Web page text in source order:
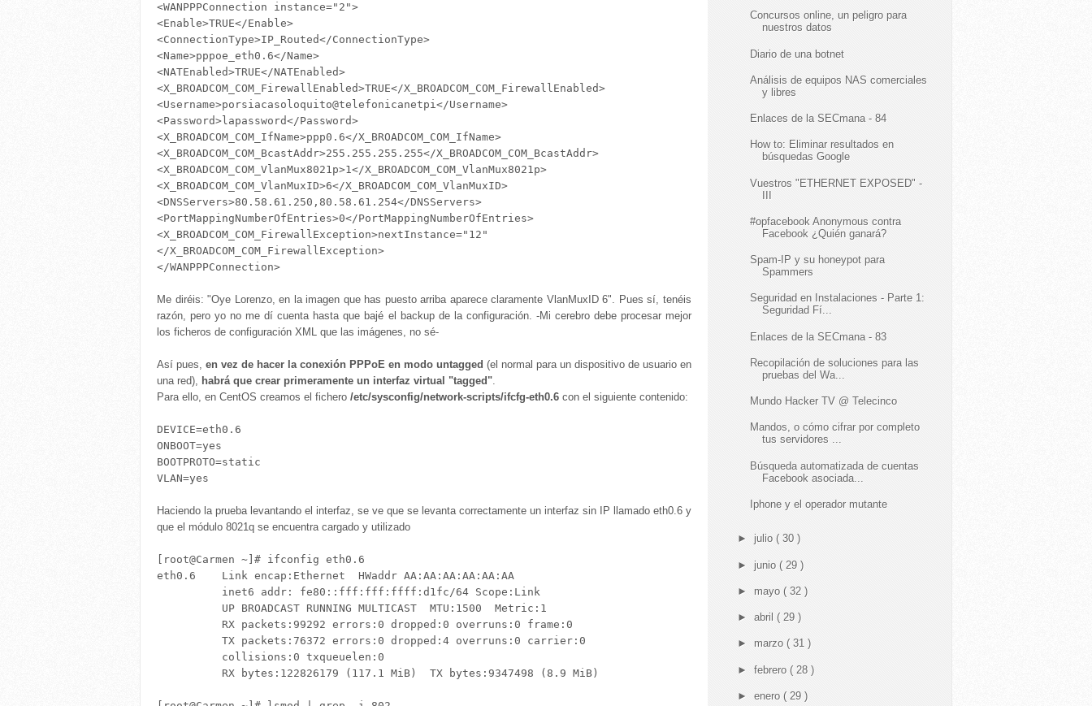
<WANPPPConnection instance="2">
<Enable>TRUE</Enable>
<ConnectionType>IP_Routed</ConnectionType>
<Name>pppoe_eth0.6</Name>
<NATEnabled>TRUE</NATEnabled>
<X_BROADCOM_COM_FirewallEnabled>TRUE</X_BROADCOM_COM_FirewallEnabled>
<Username>porsiacasoloquito@telefonicanetpi</Username>
<Password>lapassword</Password>
<X_BROADCOM_COM_IfName>ppp0.6</X_BROADCOM_COM_IfName>
<X_BROADCOM_COM_BcastAddr>255.255.255.255</X_BROADCOM_COM_BcastAddr>
<X_BROADCOM_COM_VlanMux8021p>1</X_BROADCOM_COM_VlanMux8021p>
<X_BROADCOM_COM_VlanMuxID>6</X_BROADCOM_COM_VlanMuxID>
<DNSServers>80.58.61.250,80.58.61.254</DNSServers>
<PortMappingNumberOfEntries>0</PortMappingNumberOfEntries>
<X_BROADCOM_COM_FirewallException>nextInstance="12"
</X_BROADCOM_COM_FirewallException>
Me diréis: "Oye Lorenzo, en la imagen que has puesto arriba aparece claramente VlanMuxID 6". Pues sí, tenéis
razón, pero yo no me dí cuenta hasta que bajé el backup de la configuración. -Mi cerebro debe procesar mejor
los ficheros de configuración XML que las imágenes, no sé-
Así pues, en vez de hacer la conexión PPPoE en modo untagged (el normal para un dispositivo de usuario en
una red), habrá que crear primeramente un interfaz virtual "tagged".
Para ello, en CentOS creamos el fichero /etc/sysconfig/network-scripts/ifcfg-eth0.6 con el siguiente contenido:
DEVICE=eth0.6
ONBOOT=yes
BOOTPROTO=static
Haciendo la prueba levantando el interfaz, se ve que se levanta correctamente un interfaz sin IP llamado eth0.6 y
que el módulo 8021q se encuentra cargado y utilizado
[root@Carmen ~]# ifconfig eth0.6
eth0.6    Link encap:Ethernet  HWaddr AA:AA:AA:AA:AA:AA
          inet6 addr: fe80::fff:fff:ffff:d1fc/64 Scope:Link
          UP BROADCAST RUNNING MULTICAST  MTU:1500  Metric:1
          RX packets:99292 errors:0 dropped:0 overruns:0 frame:0
          TX packets:76372 errors:0 dropped:4 overruns:0 carrier:0
          collisions:0 txqueuelen:0
          RX bytes:122826179 (117.1 MiB)  TX bytes:9347498 (8.9 MiB)
Concursos online, un peligro para
nuestros datos
Diario de una botnet
Análisis de equipos NAS comerciales
y libres
Enlaces de la SECmana - 84
How to: Eliminar resultados en
búsquedas Google
Vuestros "ETHERNET EXPOSED" -
III
#opfacebook Anonymous contra
Facebook ¿Quién ganará?
Spam-IP y su honeypot para
Spammers
Seguridad en Instalaciones - Parte 1:
Seguridad Fí...
Enlaces de la SECmana - 83
Recopilación de soluciones para las
pruebas del Wa...
Mundo Hacker TV @ Telecinco
Mandos, o cómo cifrar por completo
tus servidores ...
Búsqueda automatizada de cuentas
Facebook asociada...
Iphone y el operador mutante
► julio ( 30 )
► junio ( 29 )
► mayo ( 32 )
► abril ( 29 )
► marzo ( 31 )
► febrero ( 28 )
► enero ( 29 )